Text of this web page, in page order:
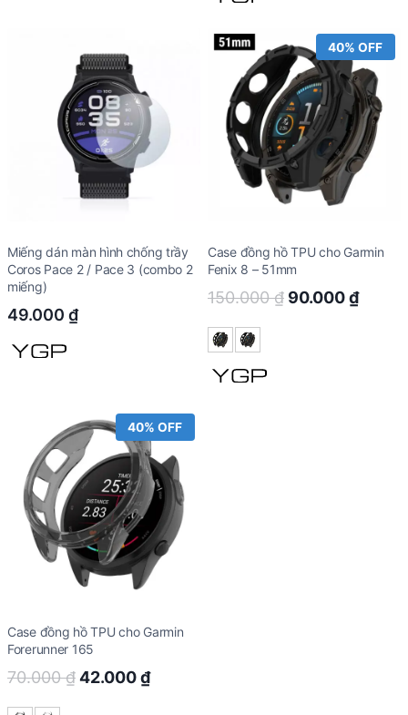
Miếng dán màn hình chống trầy
Coros Pace 2 / Pace 3 (combo 2
miếng)
49.000 ₫
40% OFF
Case đồng hồ TPU cho Garmin
Fenix 8 – 51mm
150.000₫ Original
90.000₫
40% OFF
Case đồng hồ TPU cho Garmin
Forerunner 165
70.000₫Original
42.000₫Current